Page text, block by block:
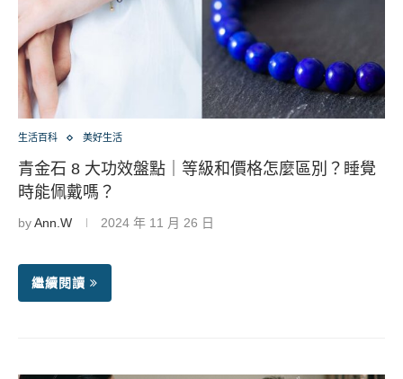
生活百科 美好生活
青金石 8 大功效盤點｜等級和價格怎麼區別？睡覺
時能佩戴嗎？
byAnn.W 2024 年 11 月 26 日
繼續閱讀